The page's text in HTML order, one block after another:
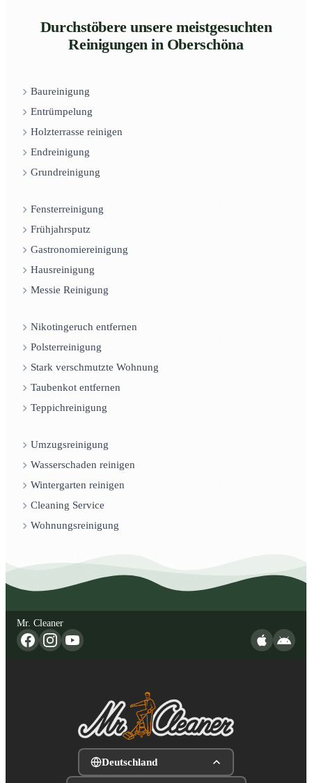
Durchstöbere unsere meistgesuchten
Reinigungen in Oberschöna
Baureinigung
Entrümpelung
Holzterrasse reinigen
Endreinigung
Grundreinigung
Fensterreinigung
Frühjahrsputz
Gastronomiereinigung
Hausreinigung
Messie Reinigung
Nikotingeruch entfernen
Polsterreinigung
Stark verschmutzte Wohnung
Taubenkot entfernen
Teppichreinigung
Umzugsreinigung
Wasserschaden reinigen
Wintergarten reinigen
Cleaning Service
Wohnungsreinigung
Mr. Cleaner
Deutschland